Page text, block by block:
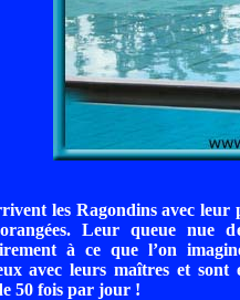
les Ragondins avec leur
Leur queue nue
à ce que l’on
avec leurs maîtres et sont
50 fois par jour !